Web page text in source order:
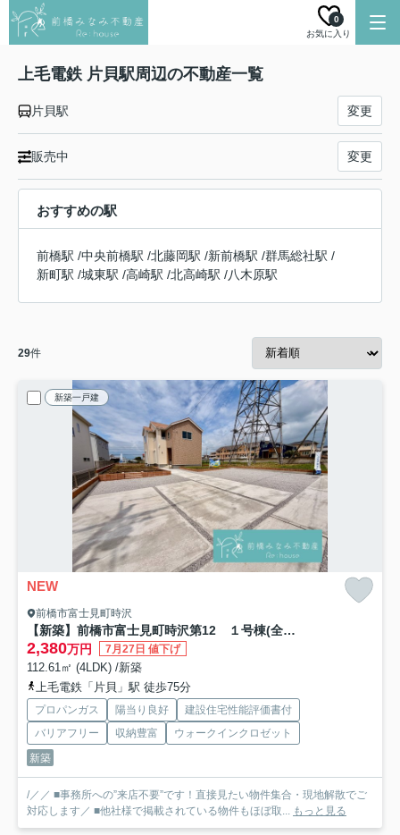
お気に入り
0
上毛電鉄 片貝駅周辺の不動産一覧
片貝駅 変更
販売中 変更
おすすめの駅
前橋駅 /中央前橋駅 /北藤岡駅 /新前橋駅 /群馬総社駅 /
新町駅 /城東駅 /高崎駅 /北高崎駅 /八木原駅
29件
新築一戸建
NEW
前橋市富士見町時沢
【新築】前橋市富士見町時沢第12 １号棟(全５棟) リーブルガーデン 新築建売分譲
2,380万円 7月27日 値下げ
112.61㎡ (4LDK) /新築
上毛電鉄「片貝」駅 徒歩75分
プロパンガス 陽当り良好
建設住宅性能評価書付
バリアフリー
収納豊富
ウォークインクロゼット
新築
/／／ ■事務所への”来店不要”です！直接見たい物件集合・現地解散でご
対応します／ ■他社様で掲載されている物件もほぼ取... もっと見る